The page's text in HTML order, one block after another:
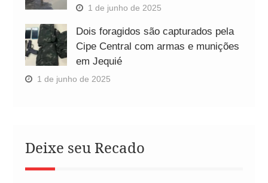
1 de junho de 2025
Dois foragidos são capturados pela
Cipe Central com armas e munições
em Jequié
1 de junho de 2025
Deixe seu Recado